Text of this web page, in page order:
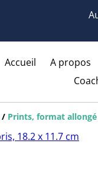
Accueil A propos
/ Prints, format allongé